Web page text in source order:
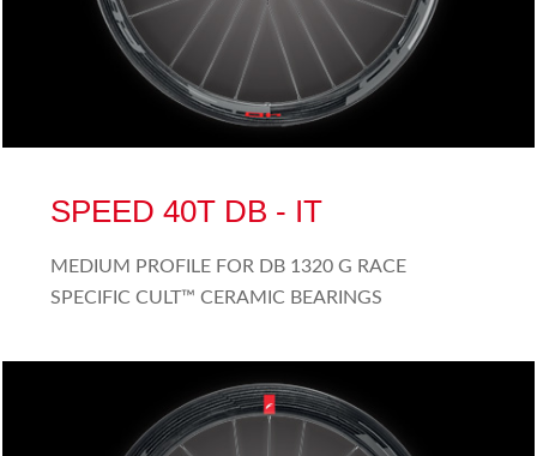
SPEED 40T DB - IT
MEDIUM PROFILE FOR DB 1320 G RACE
SPECIFIC CULT™ CERAMIC BEARINGS